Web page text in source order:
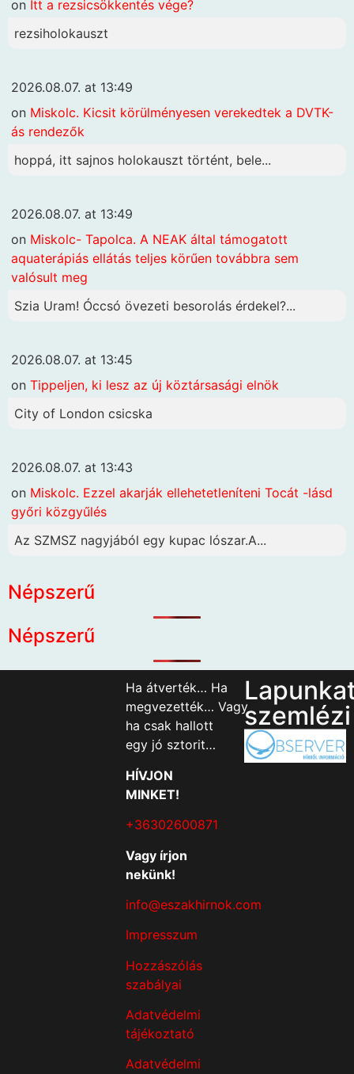
on Itt a rezsicsökkentés vége?
rezsiholokauszt
2026.08.07. at 13:49
on Miskolc. Kicsit körülményesen verekedtek a DVTK-
ás rendezők
hoppá, itt sajnos holokauszt történt, bele...
2026.08.07. at 13:49
on Miskolc- Tapolca. A NEAK által támogatott
aquaterápiás ellátás teljes körűen továbbra sem
valósult meg
Szia Uram! Óccsó övezeti besorolás érdekel?...
2026.08.07. at 13:45
on Tippeljen, ki lesz az új köztársasági elnök
City of London csicska
2026.08.07. at 13:43
on Miskolc. Ezzel akarják ellehetetleníteni Tocát -lásd
győri közgyűlés
Az SZMSZ nagyjából egy kupac lószar.A...
Népszerű
Népszerű
Ha átverték… Ha
megvezették… Vagy
ha csak hallott
egy jó sztorit…
HÍVJON
MINKET!
+36302600871
Vagy írjon
nekünk!
info@eszakhirnok.com
Impresszum
Hozzászólás
szabályai
Adatvédelmi
tájékoztató
Adatvédelmi
szemlézi